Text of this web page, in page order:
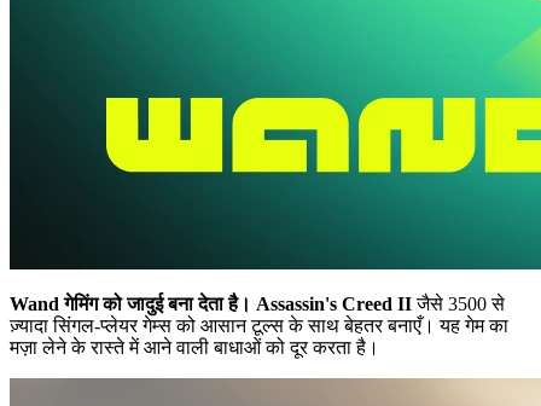
Wand गेमिंग को जादुई बना देता है। Assassin's Creed IIजैसे 3500 से
ज़्यादा सिंगल-प्लेयर गेम्स को आसान टूल्स के साथ बेहतर बनाएँ। यह गेम का
मज़ा लेने के रास्ते में आने वाली बाधाओं को दूर करता है।